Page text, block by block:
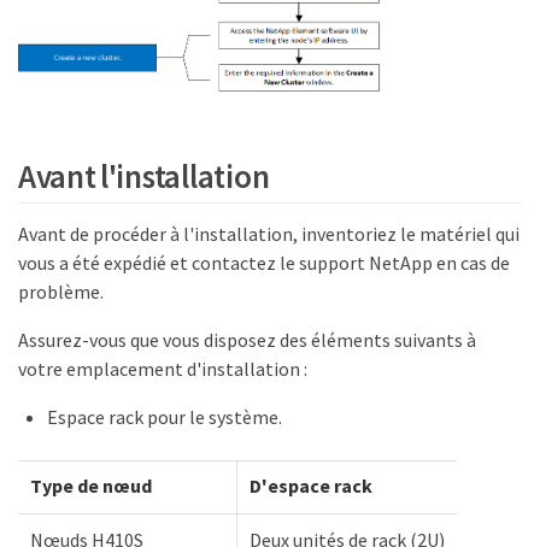
Avant l'installation
Avant de procéder à l'installation, inventoriez le matériel qui
vous a été expédié et contactez le support NetApp en cas de
problème.
Assurez-vous que vous disposez des éléments suivants à
votre emplacement d'installation :
Espace rack pour le système.
Type de nœud D'espace rack
Nœuds H410S Deux unités de rack (2U)